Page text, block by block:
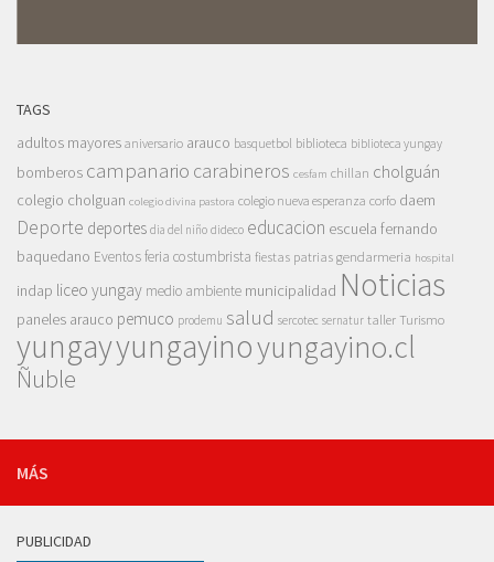
TAGS
adultos mayores aniversario arauco basquetbol biblioteca biblioteca yungay
bomberos campanario carabineros cesfam chillan cholguán
colegio cholguan colegio divina pastora colegio nueva esperanza corfo daem
Deporte deportes dia del niño dideco educacion escuela fernando
baquedano Eventosferia costumbrista fiestas patrias gendarmeria hospital
indap liceo yungay medio ambiente municipalidad Noticias
paneles arauco pemuco prodemu salud sercotec sernatur taller Turismo
yungayyungayinoyungayino.cl
Ñuble
MÁS
PUBLICIDAD